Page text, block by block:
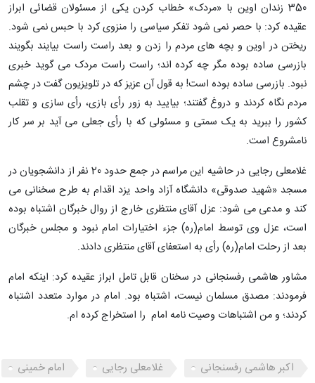
350 زندان اوین با «مردک» خطاب کردن یکی از مسئولان قضائی ابراز
عقیده کرد: با حصر نمی شود تفکر سیاسی را منزوی کرد با حبس نمی شود.
ریختن در اوین و بچه های مردم را زدن و بعد راست راست بیایند بگویند
بازرسی ساده بوده مگر چه کرده اند؛ راست راست مردک می گوید خبری
نبود. بازرسی ساده بوده است! به قول آن عزیز که در تلویزیون گفت در چشم
مردم نگاه کردند و دروغ گفتند؛ بیایید به زور رأی بازی، رأی سازی و تقلب
کشور را ببرید به یک سمتی و مسئولی که با رأی جعلی می آید بر سر کار
نامشروع است.
غلامعلی رجایی در حاشیه این مراسم در جمع حدود 20 نفر از دانشجویان در
مسجد «شهید صدوقی» دانشگاه آزاد واحد یزد اقدام به طرح سخنانی می
کند و مدعی می شود: عزل آقای منتظری خارج از روال خبرگان اشتباه بوده
است، عزل وی توسط امام(ره) جزء اختیارات امام نبود و مجلس خبرگان
بعد از رحلت امام(ره) رأی به استعفای آقای منتظری دادند.
مشاور هاشمی رفسنجانی در سخنان قابل تامل ابراز عقیده کرد: اینکه امام
فرمودند: مصدق مسلمان نیست، اشتباه بود. امام در موارد متعدد اشتباه
کردند؛ و من اشتباهات وصیت نامه امام را استخراج کرده ام.
اکبر هاشمی رفسنجانی غلامعلی رجایی
امام خمینی